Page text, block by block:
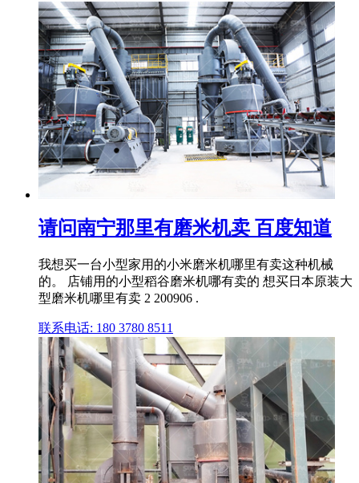
请问南宁那里有磨米机卖 百度知道
我想买一台小型家用的小米磨米机哪里有卖这种机械
的。 店铺用的小型稻谷磨米机哪有卖的 想买日本原装大
型磨米机哪里有卖 2 200906 .
联系电话: 180 3780 8511